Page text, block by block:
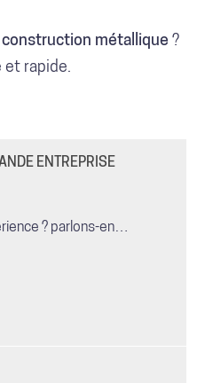
construction métallique ?
et rapide.
ENTREPRISE
? parlons-en…